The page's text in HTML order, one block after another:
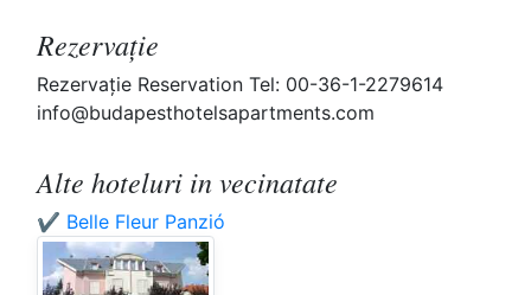
Rezervaţie
Rezervaţie Reservation Tel: 00-36-1-2279614
info@budapesthotelsapartments.com
Alte hoteluri in vecinatate
✔️ Belle Fleur Panzió